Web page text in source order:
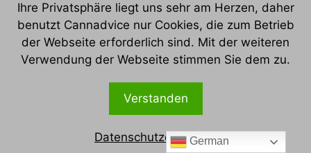
Schlagwörter
420,710,Angststörung,Beratung,Bericht,
Bild,Bilder,Bud ,Budporn,Buds, Cannabinoid ,
Cannabinoidberatung
Cannabis
Cannabissommelier
Cultivar,Depressionen
entkriminalisierung,entkriminalisierungsofort,
Ihre Privatsphäre liegt uns sehr am Herzen, daher
benutzt Cannadvice nur Cookies, die zum Betrieb
der Webseite erforderlich sind. Mit der weiteren
Verwendung der Webseite stimmen Sie dem zu.
Verstanden
Datenschutzerklärung
German